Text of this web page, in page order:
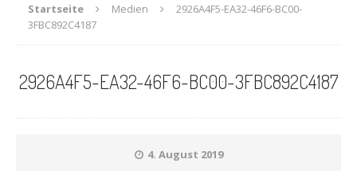
Startseite Medien
2926A4F5-EA32-46F6-BC00-
3FBC892C4187
2926A4F5-EA32-46F6-BC00-3FBC892C4187
4. August 2019